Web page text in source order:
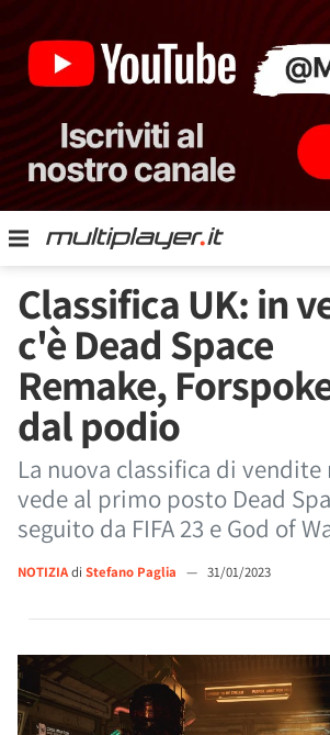
Classifica UK: in
c'è Dead Space
Remake,
dal podio
La nuova classifica di
vede al primo posto Dead
seguito da FIFA 23 e God of
NOTIZIAdi Stefano Paglia — 31/01/2023